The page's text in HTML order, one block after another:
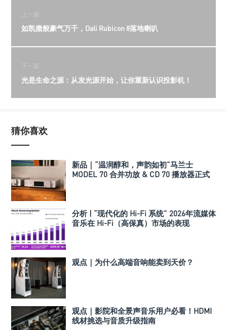
上一篇
如凯撒般豪气万千，Dali Rubicon 8落地喇叭
下一篇
光是生命之源：从发光源开始，让你重新认识投影机！
猜你喜欢
新品｜“温润醇和，声韵如初”马兰士
MODEL 70 合并功放 & CD 70 播放器正式
分析 | “现代化的 Hi-Fi 系统” 2026年流媒体
音乐在 Hi-Fi（高保真）市场的表现
观点｜为什么高端音响能卖到天价？
观点｜影院和全景声音乐用户必看！HDMI
线材挑选与音质升级指南